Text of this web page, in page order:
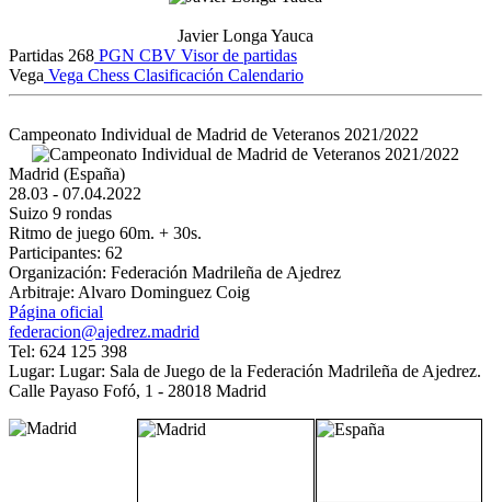
Javier Longa Yauca
Partidas 268 PGN CBV Visor de partidas
Vega Vega Chess Clasificación Calendario
Campeonato Individual de Madrid de Veteranos 2021/2022
Madrid (España)
28.03 - 07.04.2022
Suizo 9 rondas
Ritmo de juego 60m. + 30s.
Participantes: 62
Organización: Federación Madrileña de Ajedrez
Arbitraje: Alvaro Dominguez Coig
Página oficial
federacion@ajedrez.madrid
Tel: 624 125 398
Lugar: Lugar: Sala de Juego de la Federación Madrileña de Ajedrez.
Calle Payaso Fofó, 1 - 28018 Madrid